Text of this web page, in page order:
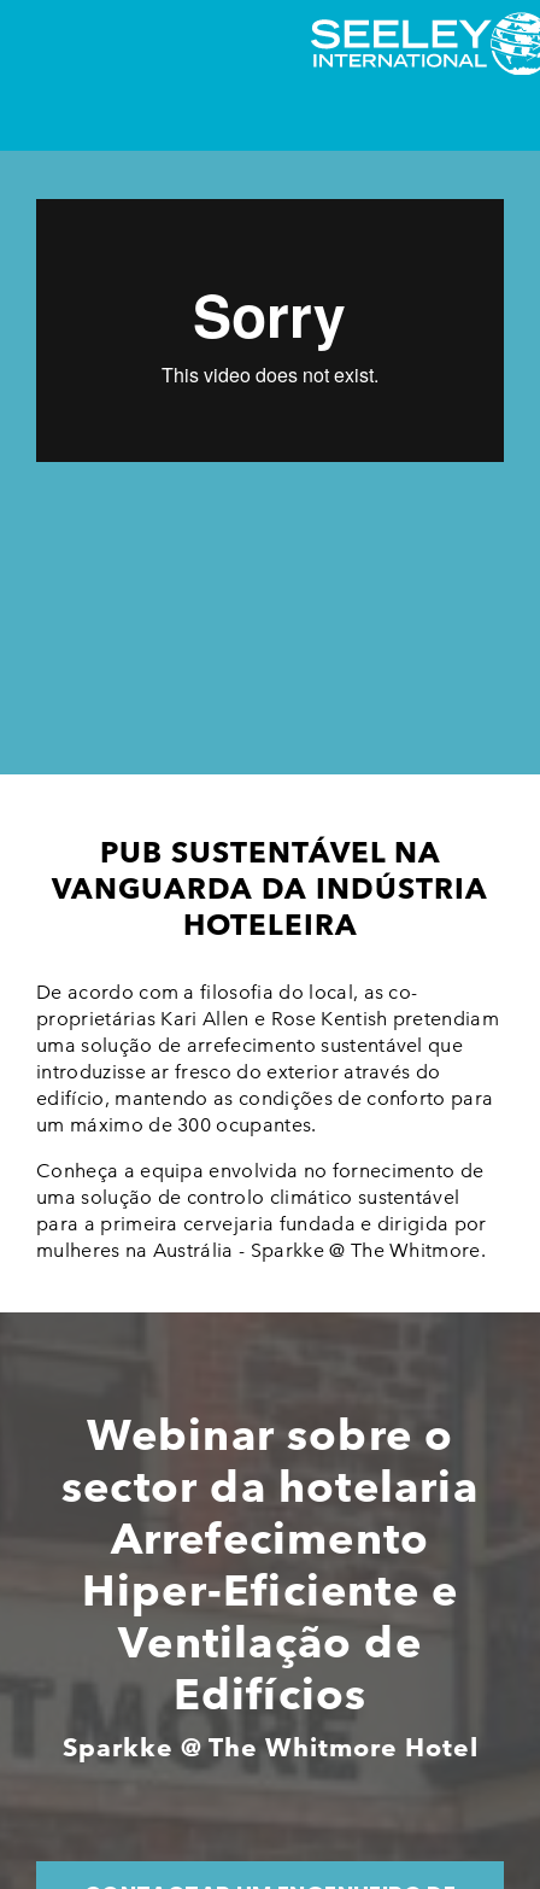
PUB SUSTENTÁVEL NA
VANGUARDA DA INDÚSTRIA
HOTELEIRA
De acordo com a filosofia do local, as co-
proprietárias Kari Allen e Rose Kentish pretendiam
uma solução de arrefecimento sustentável que
introduzisse ar fresco do exterior através do
edifício, mantendo as condições de conforto para
um máximo de 300 ocupantes.
Conheça a equipa envolvida no fornecimento de
uma solução de controlo climático sustentável
para a primeira cervejaria fundada e dirigida por
mulheres na Austrália - Sparkke @ The Whitmore.
Webinar sobre o
sector da hotelaria
Arrefecimento
Hiper-Eficiente e
Ventilação de
Edifícios
Sparkke @ The Whitmore Hotel